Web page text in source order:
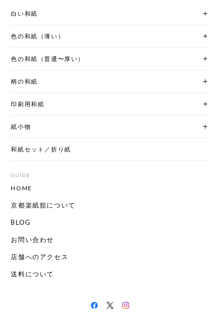
白い和紙
色の和紙（薄い）
色の和紙（普通〜厚い）
柄の和紙
印刷用和紙
紙小物
和紙セット／折り紙
GUIDE
HOME
京都楽紙舘について
BLOG
お問い合わせ
店舗へのアクセス
送料について